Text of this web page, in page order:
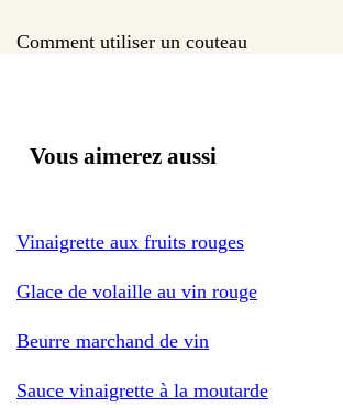
Comment utiliser un couteau
Vous aimerez aussi
Vinaigrette aux fruits rouges
Glace de volaille au vin rouge
Beurre marchand de vin
Sauce vinaigrette à la moutarde